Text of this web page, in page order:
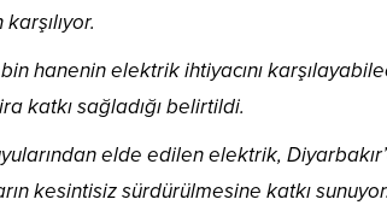
bin hanenin elektrik ihtiyacını
katkı sağladığı belirtildi.
elde edilen elektrik,
kesintisiz sürdürülmesine katkı